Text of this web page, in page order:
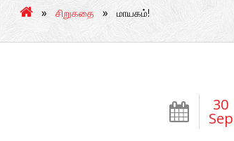
» சிறுகதை » மாயகம்!
30
Sep